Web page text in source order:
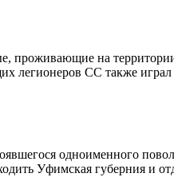
проживающие на
легионеров СС также
одноименного
Уфимская губерния и